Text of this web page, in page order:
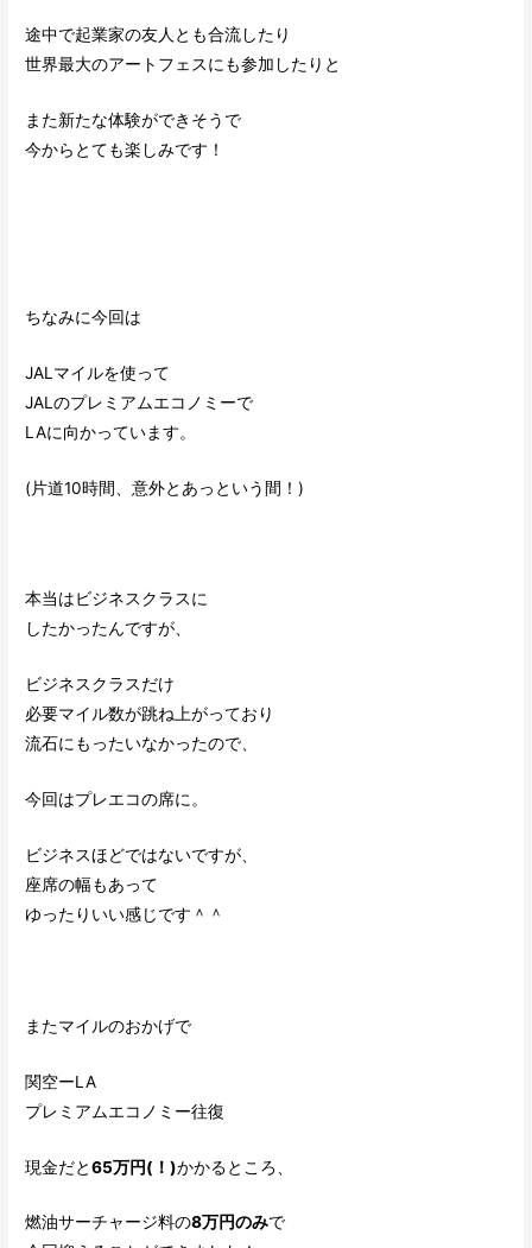
途中で起業家の友人とも合流したり
世界最大のアートフェスにも参加したりと
また新たな体験ができそうで
今からとても楽しみです！
ちなみに今回は
JALマイルを使って
JALのプレミアムエコノミーで
LAに向かっています。
(片道10時間、意外とあっという間！)
本当はビジネスクラスに
したかったんですが、
ビジネスクラスだけ
必要マイル数が跳ね上がっており
流石にもったいなかったので、
今回はプレエコの席に。
ビジネスほどではないですが、
座席の幅もあって
ゆったりいい感じです＾＾
またマイルのおかげで
関空ーLA
プレミアムエコノミー往復
現金だと65万円(！)かかるところ、
燃油サーチャージ料の8万円のみで